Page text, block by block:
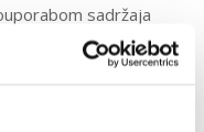
sadržaja